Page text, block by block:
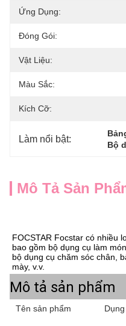
Ứng Dụng:
Đóng Gói:
Vật Liệu:
Màu Sắc:
Kích Cỡ:
Làm nổi bật:
Bộ
Mô Tả Sản
FOCSTAR Focstar có nhiều
bao gồm bộ dụng cụ làm
bộ dụng cụ chăm sóc chân,
mày, v.v.
Mô tả sản phẩm
Tên sản phẩm